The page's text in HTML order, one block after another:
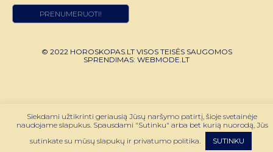
© 2022 HOROSKOPAS.LT VISOS TEISĖS SAUGOMOS
SPRENDIMAS: WEBMODE.LT
Siekdami užtikrinti geriausią Jūsų naršymo patirtį, šioje svetainėje
naudojame slapukus. Spausdami "Sutinku" arba bet kurią nuorodą, Jūs
sutinkate su mūsų slapukų ir privatumo politika.
SUTINKU